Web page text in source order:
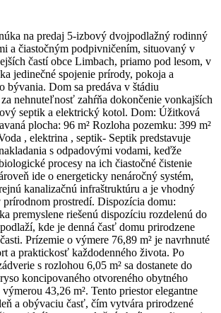
na predaj 5-izbový dvojpodlažný rodinný
a čiastočným podpivničením, situovaný v
častí obce Limbach, priamo pod lesom, v
jedinečné spojenie prírody, pokoja a
bývania. Dom sa predáva v štádiu
nehnuteľnosť zahŕňa dokončenie vonkajších
septik a elektrický kotol. Dom: Úžitková
plocha: 96 m² Rozloha pozemku: 399 m²
, elektrina , septik- Septik predstavuje
s odpadovými vodami, keďže
procesy na ich čiastočné čistenie
ide o energeticky nenáročný systém,
kanalizačnú infraštruktúru a je vhodný
prírodnom prostredí. Dispozícia domu:
premyslene riešenú dispozíciu rozdelenú do
kde je denná časť domu prirodzene
Prízemie o výmere 76,89 m² je navrhnuté
a praktickosť každodenného života. Po
s rozlohou 6,05 m² sa dostanete do
koncipovaného otvoreného obytného
43,26 m². Tento priestor elegantne
a obývaciu časť, čím vytvára prirodzené